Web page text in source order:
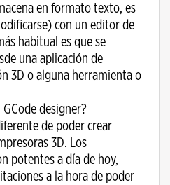
en formato texto, es
con un editor de
habitual es que se
una aplicación de
3D o alguna herramienta o
designer?
de poder crear
3D. Los
potentes a día de hoy,
a la hora de poder